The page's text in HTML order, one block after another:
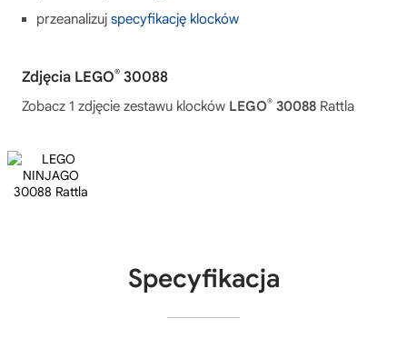
przeanalizuj specyfikację klocków
Zdjęcia LEGO® 30088
Zobacz 1 zdjęcie zestawu klocków LEGO® 30088 Rattla
Specyfikacja